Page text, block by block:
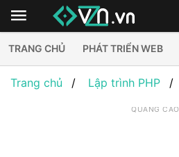
TRANG CHỦ PHÁT TRIỂN WEB
Trang chủ Lập trình PHP
QUẢNG CÁO